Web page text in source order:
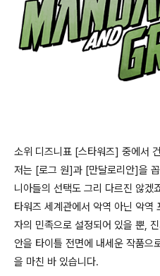
소위 디즈니표 [스타워즈] 중에서
저는 [로그 원]과 [만달로리안]을
니아들의 선택도 그리 다르진 않겠
타워즈 세계관에서 악역 아닌 악역
자의 민족으로 설정되어 있을 뿐,
안을 타이틀 전면에 내세운 작품으
을 마친 바 있습니다.